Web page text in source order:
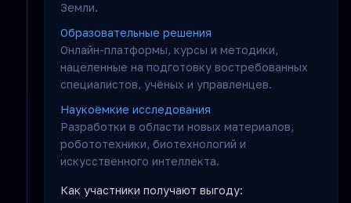
Земли.
Образовательные решения
Онлайн-платформы, курсы и методики,
нацеленные на подготовку востребованных
специалистов, учёных и управленцев.
Наукоёмкие исследования
Разработки в области новых материалов,
робототехники, биотехнологий и
искусственного интеллекта.
Как участники получают выгоду: